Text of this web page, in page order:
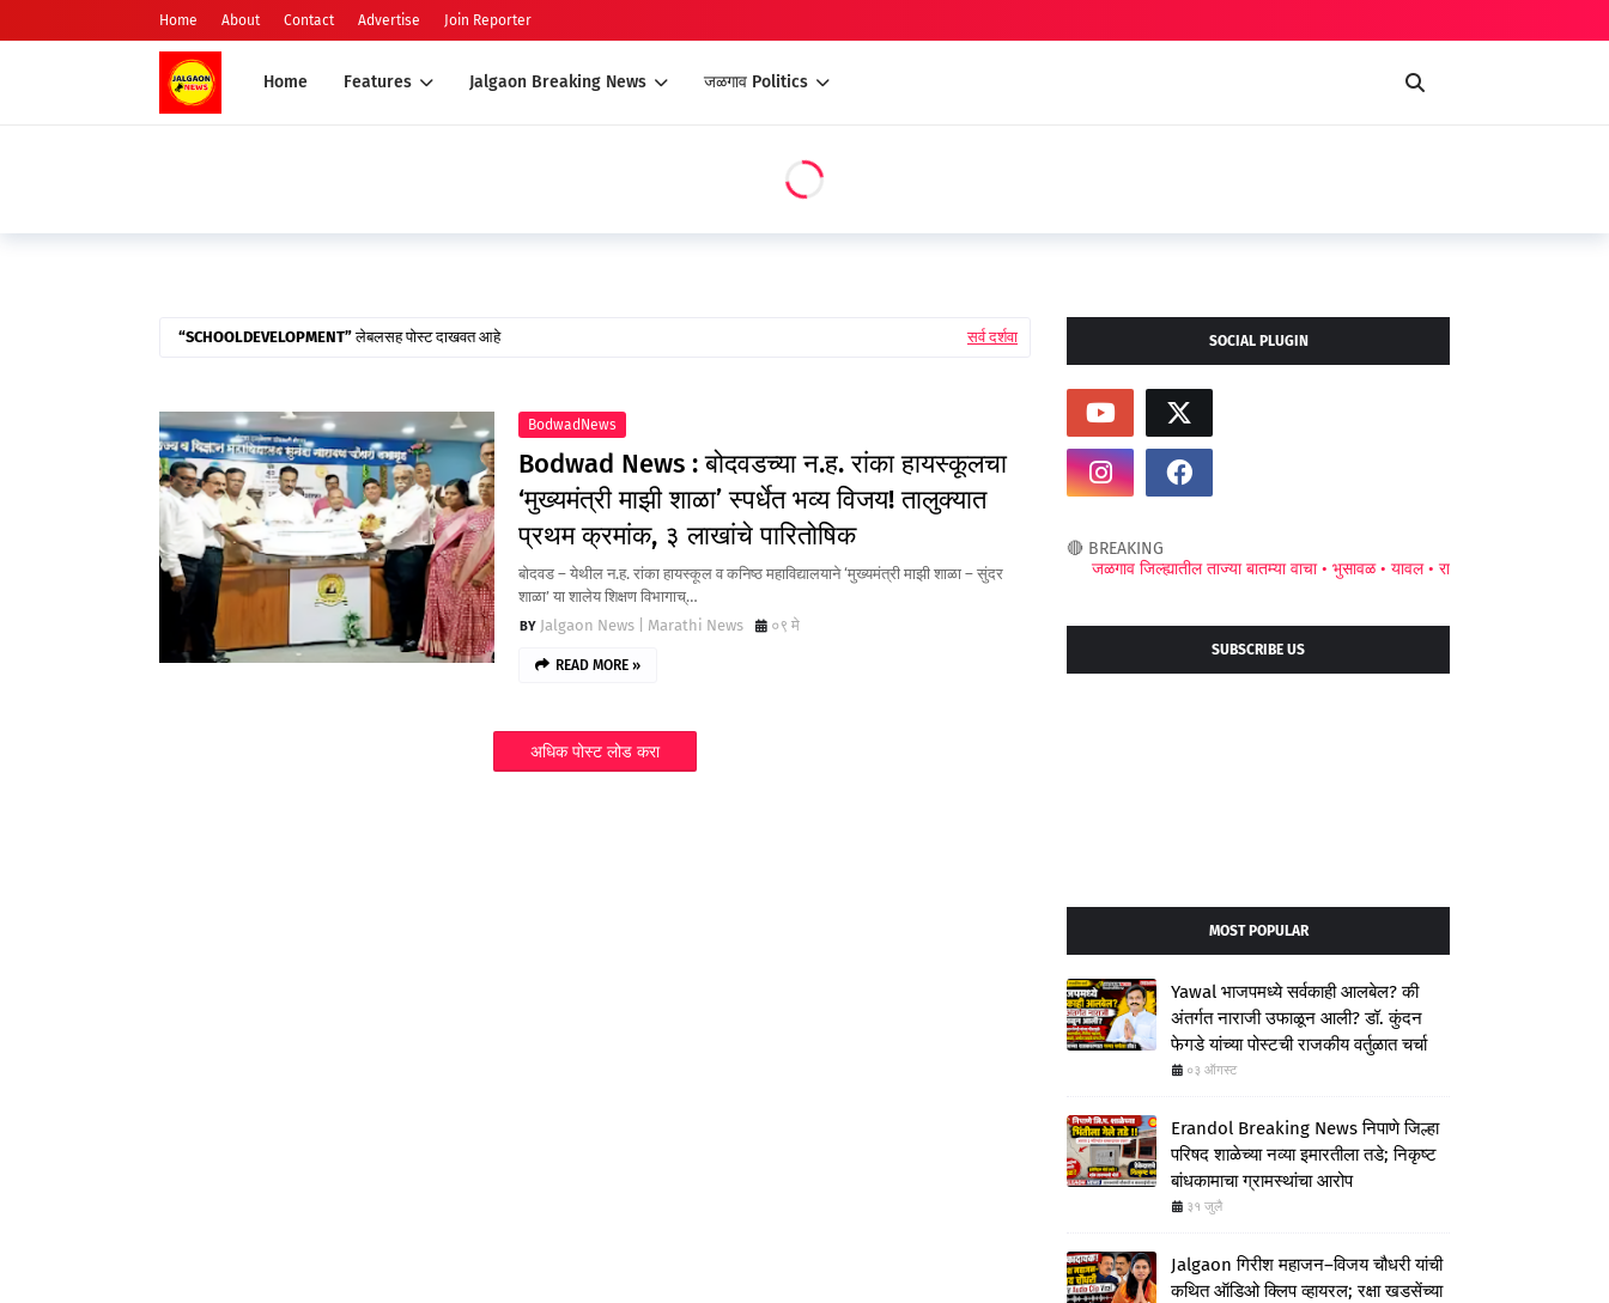
Home About Contact Advertise Join Reporter
Home Features Jalgaon Breaking News जळगाव Politics
SCHOOLDEVELOPMENT लेबलसह पोस्ट दाखवत आहे सर्व दर्शवा
BodwadNews
Bodwad News : बोदवडच्या न.ह. रांका हायस्कूलचा
‘मुख्यमंत्री माझी शाळा’ स्पर्धेत भव्य विजय! तालुक्यात
प्रथम क्रमांक, ३ लाखांचे पारितोषिक
बोदवड – येथील न.ह. रांका हायस्कूल व कनिष्ठ महाविद्यालयाने ‘मुख्यमंत्री माझी शाळा – सुंदर
शाळा’ या शालेय शिक्षण विभागाच्…
Jalgaon News | Marathi News
०९ मे
READ MORE »
अधिक पोस्ट लोड करा
SOCIAL PLUGIN
🔴 BREAKING
जळगाव जिल्ह्यातील ताज्या बातम्या वाचा •भुसावळ •यावल • रावेर •अमळनेर •
SUBSCRIBE US
MOST POPULAR
Yawal भाजपमध्ये सर्वकाही आलबेल? की
अंतर्गत नाराजी उफाळून आली? डॉ. कुंदन
फेगडे यांच्या पोस्टची राजकीय वर्तुळात चर्चा
०३ ऑगस्ट
Erandol Breaking News निपाणे जिल्हा
परिषद शाळेच्या नव्या इमारतीला तडे; निकृष्ट
बांधकामाचा ग्रामस्थांचा आरोप
३१ जुलै
Jalgaon गिरीश महाजन–विजय चौधरी यांची
कथित ऑडिओ क्लिप व्हायरल; रक्षा खडसेंच्या